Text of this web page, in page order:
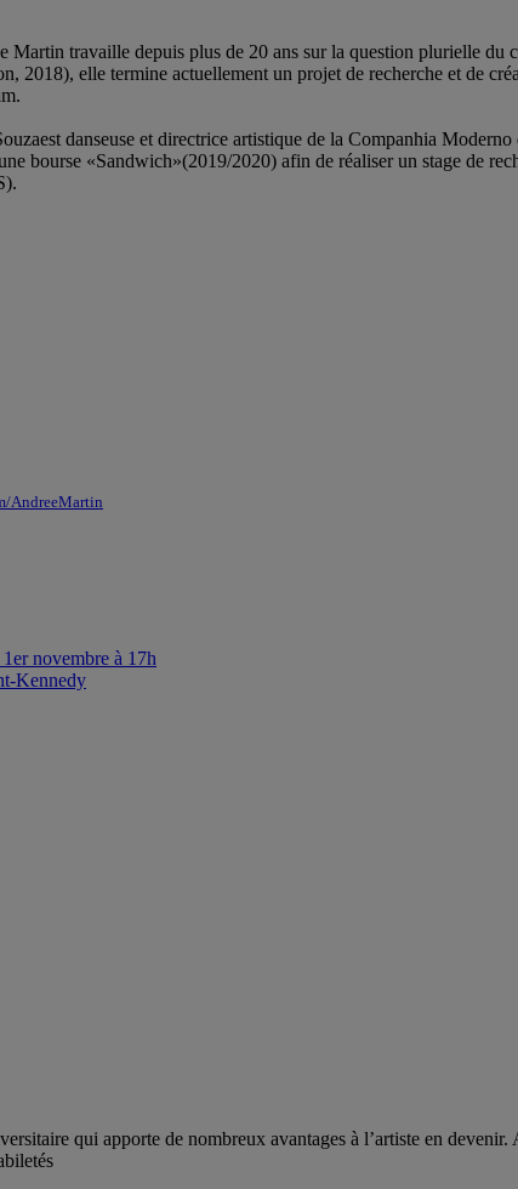
travaille depuis plus de 20 ans sur la question plurielle
elle termine actuellement un projet de recherche et de
danseuse et directrice artistique de la Companhia
bourse «Sandwich»(2019/2020) afin de réaliser un stage de
AndreeMartin
novembre à 17h
Kennedy
qui apporte de nombreux avantages à l’artiste en